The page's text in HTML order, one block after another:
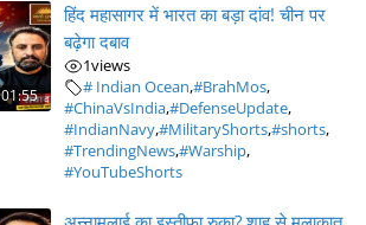
01:55
हिंद महासागर में भारत का बड़ा दांव! चीन पर
बढ़ेगा दबाव
1views
# Indian Ocean,#BrahMos,
#ChinaVsIndia,#DefenseUpdate,
#IndianNavy,#MilitaryShorts,#shorts,
#TrendingNews,#Warship,
#YouTubeShorts